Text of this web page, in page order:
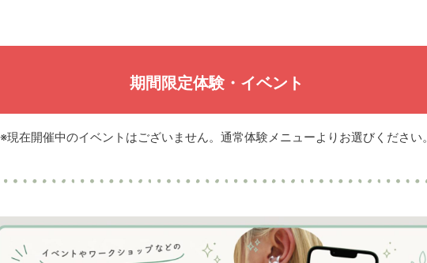
期間限定体験・イベント
※現在開催中のイベントはございません。通常体験メニューよりお選びください。